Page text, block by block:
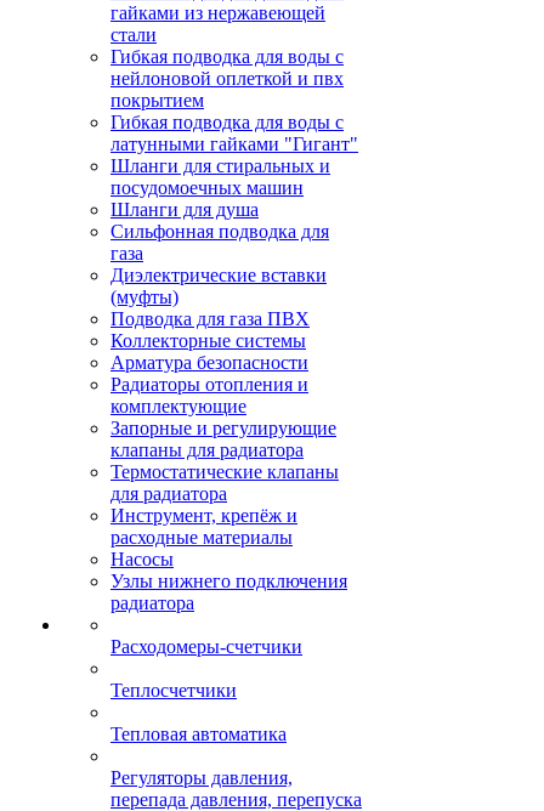
гайками из нержавеющей
стали
Гибкая подводка для воды с
нейлоновой оплеткой и пвх
покрытием
Гибкая подводка для воды с
латунными гайками "Гигант"
Шланги для стиральных и
посудомоечных машин
Шланги для душа
Сильфонная подводка для
газа
Диэлектрические вставки
(муфты)
Подводка для газа ПВХ
Коллекторные системы
Арматура безопасности
Радиаторы отопления и
комплектующие
Запорные и регулирующие
клапаны для радиатора
Термостатические клапаны
для радиатора
Инструмент, крепёж и
расходные материалы
Насосы
Узлы нижнего подключения
радиатора
Расходомеры-счетчики
Теплосчетчики
Тепловая автоматика
Регуляторы давления,
перепада давления, перепуска